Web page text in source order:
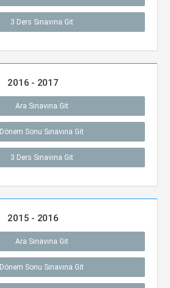
3 Ders Sınavına Git
2016 - 2017
Ara Sınavına Git
Dönem Sonu Sınavına Git
3 Ders Sınavına Git
2015 - 2016
Ara Sınavına Git
Dönem Sonu Sınavına Git